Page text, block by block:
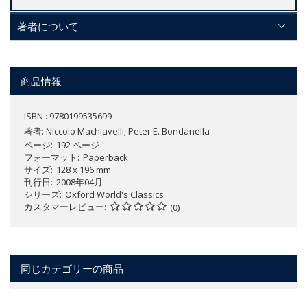
著者について
商品情報
ISBN : 9780199535699
著者: Niccolo Machiavelli; Peter E. Bondanella
ページ 192 ページ
フォーマット
Paperback
サイズ 128 x 196 mm
刊行日 2008年04月
シリーズ Oxford World's Classics
カスタマーレビュー
(0)
同じカテゴリーの商品